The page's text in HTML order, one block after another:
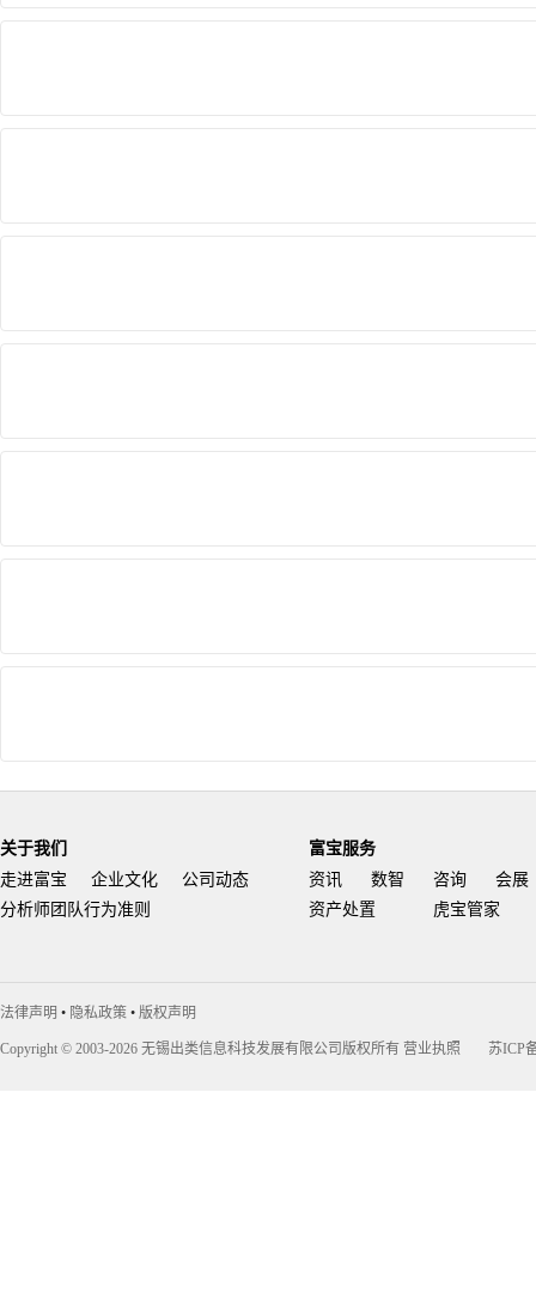
关于我们
走进富宝
企业文化
公司动态
分析师团队行为准则
富宝服务
资讯
数智 咨询
会展
资产处置
虎宝管家
法律声明 • 隐私政策 • 版权声明
Copyright © 2003-2026 无锡出类信息科技发展有限公司版权所有 营业执照 苏ICP